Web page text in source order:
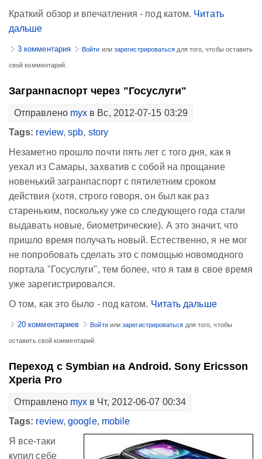
Краткий обзор и впечатления - под катом. Читать
дальше
3 комментария Войти или зарегистрироваться для того, чтобы оставить
свой комментарий.
Загранпаспорт через "Госуслуги"
Отправлено myx в Вс, 2012-07-15 03:29
Tags: review,spb, story
Незаметно прошло почти пять лет с того дня, как я
уехал из Самары, захватив с собой на прощание
новенький загранпаспорт с пятилетним сроком
действия (хотя, строго говоря, он был как раз
стареньким, поскольку уже со следующего года стали
выдавать новые, биометрические). А это значит, что
пришло время получать новый. Естественно, я не мог
не попробовать сделать это с помощью новомодного
портала "Госуслуги", тем более, что я там в свое время
уже зарегистрировался.
О том, как это было - под катом. Читать дальше
20 комментариев Войтиилизарегистрироваться для того, чтобы
оставить свой комментарий.
Переход с Symbian на Android. Sony Ericsson
Xperia Pro
Отправлено myx в Чт, 2012-06-07 00:34
Tags: review,google, mobile
Я все-таки
купил себе